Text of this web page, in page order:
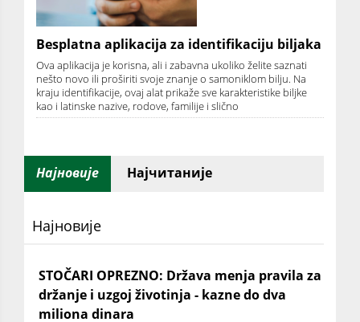
Besplatna aplikacija za identifikaciju biljaka
Ova aplikacija je korisna, ali i zabavna ukoliko želite saznati
nešto novo ili proširiti svoje znanje o samoniklom bilju. Na
kraju identifikacije, ovaj alat prikaže sve karakteristike biljke
kao i latinske nazive, rodove, familije i slično
Најновије Најчитаније
Најновије
STOČARI OPREZNO: Država menja pravila za
držanje i uzgoj životinja - kazne do dva
miliona dinara